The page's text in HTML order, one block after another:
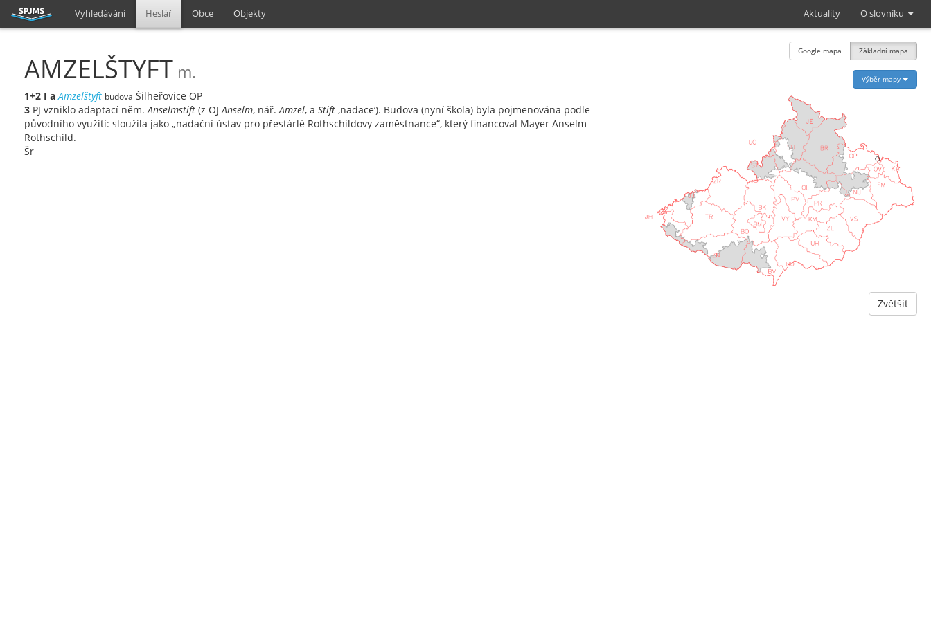
Vyhledávání Heslář Obce Objekty Aktuality O slovníku
AMZELŠTYFT m.
1+2 I a Amzelštyft budova Šilheřovice OP
3 PJ vzniklo adaptací něm.Anselmstift (z OJAnselm, nář.Amzel, a Stift ‚nadace‘). Budova (nyní škola) byla pojmenována podle
původního využití: sloužila jako „nadační ústav pro přestárlé Rothschildovy zaměstnance“, který financoval Mayer Anselm
Rothschild.
Šr
Google mapa Základní mapa
Výběr mapy
Zvětšit